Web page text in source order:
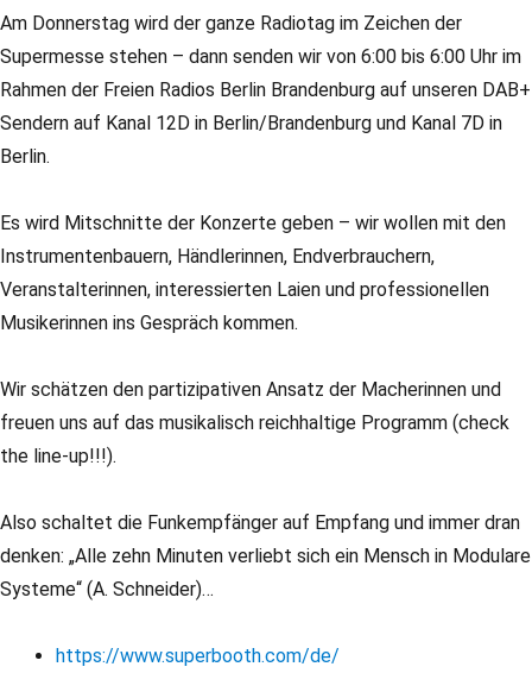
Am Donnerstag wird der ganze Radiotag im Zeichen der
Supermesse stehen – dann senden wir von 6:00 bis 6:00 Uhr im
Rahmen der Freien Radios Berlin Brandenburg auf unseren DAB+
Sendern auf Kanal 12D in Berlin/Brandenburg und Kanal 7D in
Berlin.
Es wird Mitschnitte der Konzerte geben – wir wollen mit den
Instrumentenbauern, Händlerinnen, Endverbrauchern,
Veranstalterinnen, interessierten Laien und professionellen
Musikerinnen ins Gespräch kommen.
Wir schätzen den partizipativen Ansatz der Macherinnen und
freuen uns auf das musikalisch reichhaltige Programm (check
the line-up!!!).
Also schaltet die Funkempfänger auf Empfang und immer dran
denken: „Alle zehn Minuten verliebt sich ein Mensch in Modulare
Systeme“ (A. Schneider)…
https://www.superbooth.com/de/